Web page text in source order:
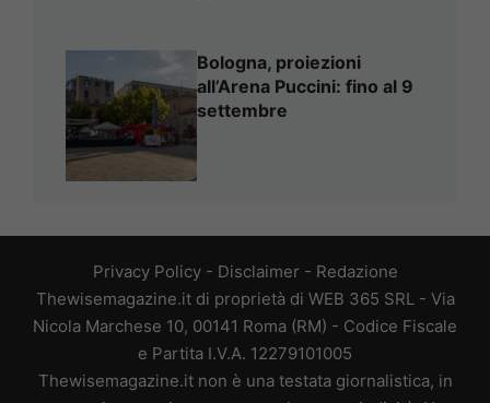
Bologna, proiezioni
all’Arena Puccini: fino al 9
settembre
Privacy Policy- Disclaimer - Redazione
Thewisemagazine.it di proprietà di WEB 365 SRL - Via
Nicola Marchese 10, 00141 Roma (RM) - Codice Fiscale
e Partita I.V.A. 12279101005
Thewisemagazine.it non è una testata giornalistica, in